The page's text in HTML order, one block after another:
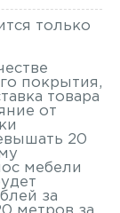
только
покрытия,
товара
от
20
мебели
за